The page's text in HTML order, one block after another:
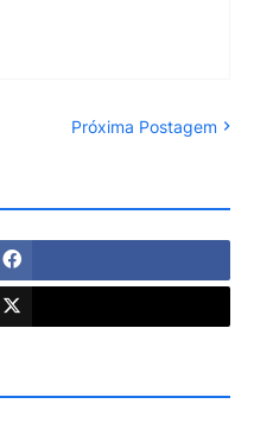
Próxima Postagem